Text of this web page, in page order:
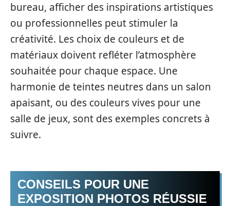
bureau, afficher des inspirations artistiques
ou professionnelles peut stimuler la
créativité. Les choix de couleurs et de
matériaux doivent refléter l’atmosphère
souhaitée pour chaque espace. Une
harmonie de teintes neutres dans un salon
apaisant, ou des couleurs vives pour une
salle de jeux, sont des exemples concrets à
suivre.
CONSEILS POUR UNE
EXPOSITION PHOTOS RÉUSSIE